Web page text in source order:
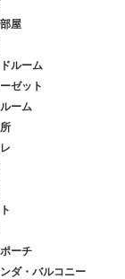
屋
ルーム
ゼット
ーム
ーチ
ダ・バルコニー